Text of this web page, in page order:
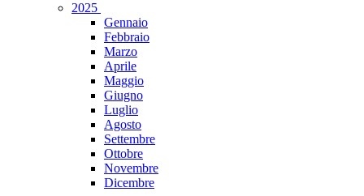
2025
Gennaio
Febbraio
Marzo
Aprile
Maggio
Giugno
Luglio
Agosto
Settembre
Ottobre
Novembre
Dicembre